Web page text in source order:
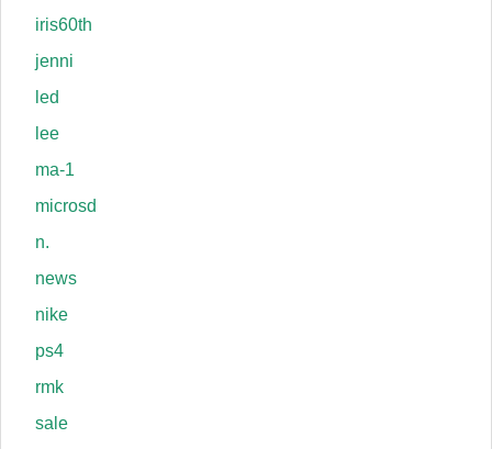
iris60th
jenni
led
lee
ma-1
microsd
n.
news
nike
ps4
rmk
sale